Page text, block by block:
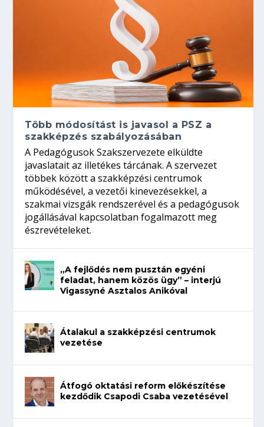
Több módosítást is javasol a PSZ a
szakképzés szabályozásában
A Pedagógusok Szakszervezete elküldte
javaslatait az illetékes tárcának. A szervezet
többek között a szakképzési centrumok
működésével, a vezetői kinevezésekkel, a
szakmai vizsgák rendszerével és a pedagógusok
jogállásával kapcsolatban fogalmazott meg
észrevételeket.
„A fejlődés nem pusztán egyéni
feladat, hanem közös ügy” – interjú
Vigassyné Asztalos Anikóval
Átalakul a szakképzési centrumok
vezetése
Átfogó oktatási reform előkészítése
kezdődik Csapodi Csaba vezetésével